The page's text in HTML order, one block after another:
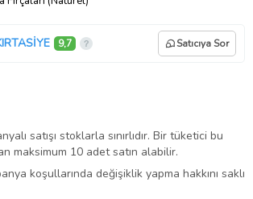
9,7 Satıcıya Sor
satışı stoklarla sınırlıdır. Bir tüketici bu
maksimum 10 adet satın alabilir.
koşullarında değişiklik yapma hakkını saklı